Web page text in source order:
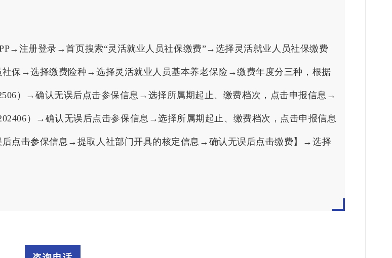
注册登录→首页搜索“灵活就业人员社保缴费”→选择灵活就业人员社保缴费
社保→选择缴费险种→选择灵活就业人员基本养老保险→缴费年度分三种，根据
）→确认无误后点击参保信息→选择所属期起止、缴费档次，点击申报信息→
）→确认无误后点击参保信息→选择所属期起止、缴费档次，点击申报信息
点击参保信息→提取人社部门开具的核定信息→确认无误后点击缴费 】 →选择